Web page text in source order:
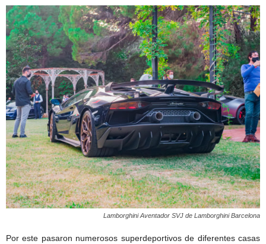
Lamborghini Aventador SVJ de Lamborghini Barcelona
Por este pasaron numerosos superdeportivos de diferentes casas